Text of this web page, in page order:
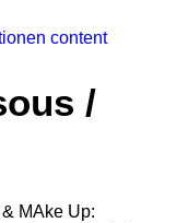
/
MAke Up: